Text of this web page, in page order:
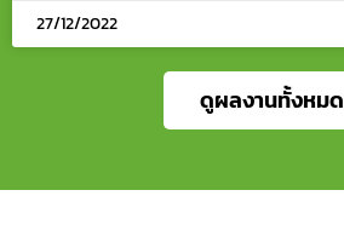
27/12/2022
ดูผลงานทั้งหมด